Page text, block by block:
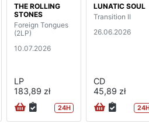
THE ROLLING
STONES
Foreign Tongues
(2LP)
10.07.2026
LP
183,89 zł
24H
LUNATIC SOUL
Transition II
26.06.2026
CD
45,89 zł